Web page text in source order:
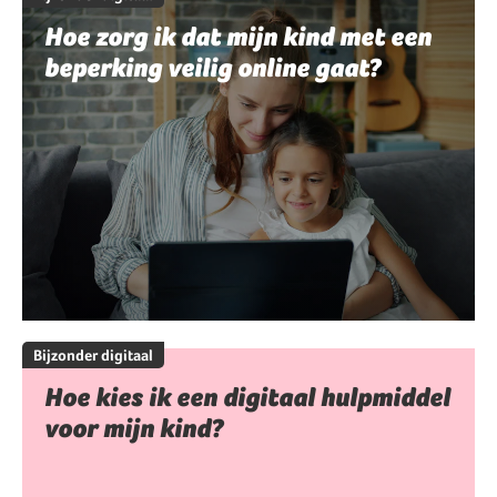
Hoe zorg ik dat mijn kind met een
beperking veilig online gaat?
Bijzonder digitaal
Hoe kies ik een digitaal hulpmiddel
voor mijn kind?